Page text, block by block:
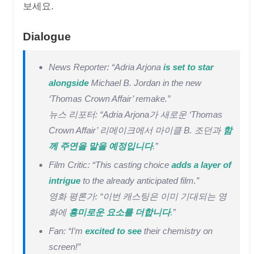
보세요.
Dialogue
News Reporter: “Adria Arjona is set to star
alongside Michael B. Jordan in the new
‘Thomas Crown Affair’ remake.”
뉴스 리포터: “Adria Arjona가 새로운 ‘Thomas
Crown Affair’ 리메이크에서 마이클 B. 조던과 함
께 주연을 맡을 예정입니다.”
Film Critic: “This casting choice adds a layer of
intrigue to the already anticipated film.”
영화 평론가: “이번 캐스팅은 이미 기대되는 영
화에 흥미로운 요소를 더합니다.”
Fan: “I’m excited to see their chemistry on
screen!”